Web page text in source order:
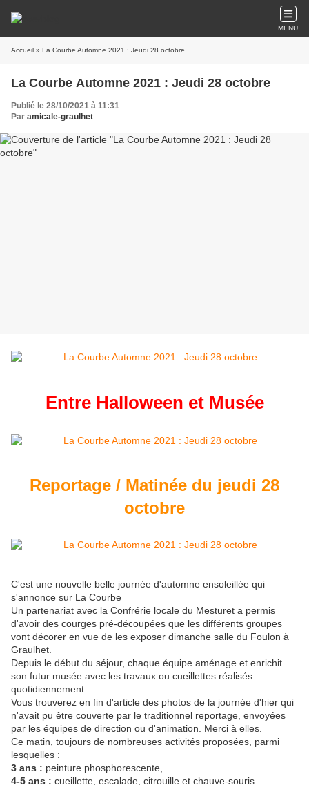
MENU
Accueil » La Courbe Automne 2021 : Jeudi 28 octobre
La Courbe Automne 2021 : Jeudi 28 octobre
Publié le 28/10/2021 à 11:31
Par amicale-graulhet
Entre Halloween et Musée
Reportage / Matinée du jeudi 28
octobre
C'est une nouvelle belle journée d'automne ensoleillée qui
s'annonce sur La Courbe
Un partenariat avec la Confrérie locale du Mesturet a permis
d'avoir des courges pré-découpées que les différents groupes
vont décorer en vue de les exposer dimanche salle du Foulon à
Graulhet.
Depuis le début du séjour, chaque équipe aménage et enrichit
son futur musée avec les travaux ou cueillettes réalisés
quotidiennement.
Vous trouverez en fin d'article des photos de la journée d'hier qui
n'avait pu être couverte par le traditionnel reportage, envoyées
par les équipes de direction ou d'animation. Merci à elles.
Ce matin, toujours de nombreuses activités proposées, parmi
lesquelles :
3 ans : peinture phosphorescente,
4-5 ans : cueillette, escalade, citrouille et chauve-souris